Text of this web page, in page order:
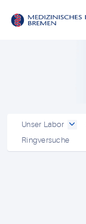
Unser Labor
Ringversuche